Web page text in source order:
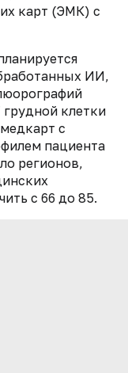
карт (ЭМК) с
ИИ,
клетки
с
пациента
регионов,
с 66 до 85.